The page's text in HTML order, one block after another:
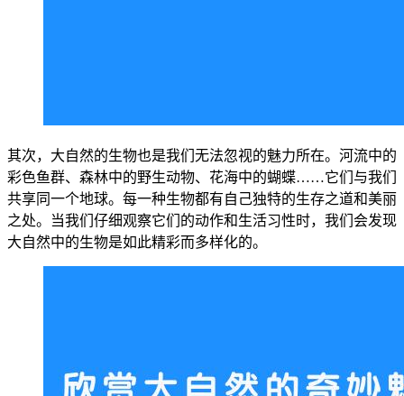
其次，大自然的生物也是我们无法忽视的魅力所在。河流中的
彩色鱼群、森林中的野生动物、花海中的蝴蝶……它们与我们
共享同一个地球。每一种生物都有自己独特的生存之道和美丽
之处。当我们仔细观察它们的动作和生活习性时，我们会发现
大自然中的生物是如此精彩而多样化的。